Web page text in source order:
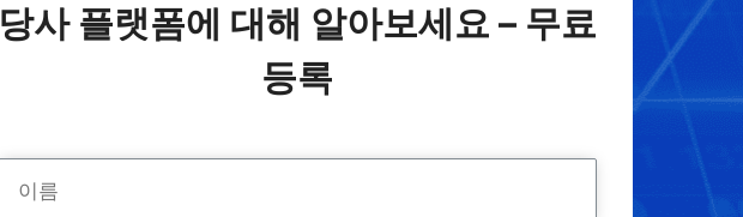
당사 플랫폼에 대해 알아보세요 – 무료
등록